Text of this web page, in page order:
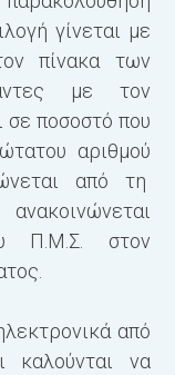
γίνεται με
πίνακα των
με τον
σε ποσοστό που
αριθμού
από τη
Π.Μ.Σ. στον
από
καλούνται να